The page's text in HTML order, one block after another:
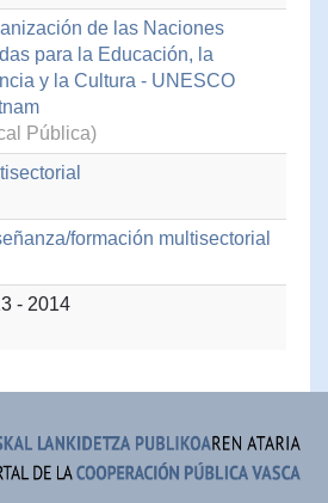
de las Naciones
para la Educación, la
y la Cultura - UNESCO
Pública)
formación multisectorial
- 2014